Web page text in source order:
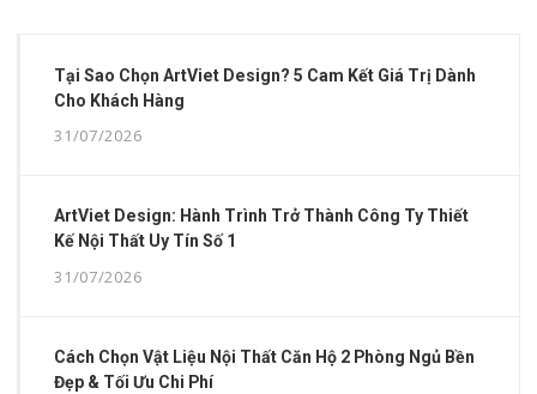
Tại Sao Chọn ArtViet Design? 5 Cam Kết Giá Trị Dành
Cho Khách Hàng
31/07/2026
ArtViet Design: Hành Trình Trở Thành Công Ty Thiết
Kế Nội Thất Uy Tín Số 1
31/07/2026
Cách Chọn Vật Liệu Nội Thất Căn Hộ 2 Phòng Ngủ Bền
Đẹp & Tối Ưu Chi Phí